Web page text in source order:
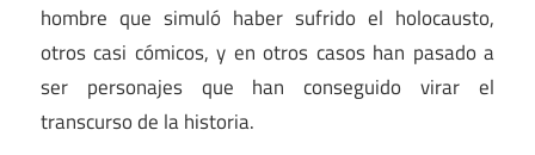
hombre que simuló haber sufrido el holocausto,
otros casi cómicos, y en otros casos han pasado a
ser personajes que han conseguido virar el
transcurso de la historia.